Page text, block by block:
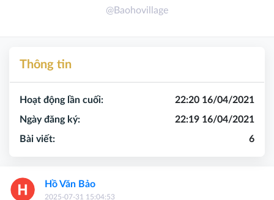
@Baohovillage
Hồ Văn Bảo
2025-07-31 15:04:53
Thông tin
Hoạt động lần cuối:
22:20 16/04/2021
Ngày đăng ký:
22:19 16/04/2021
Bài viết:
6